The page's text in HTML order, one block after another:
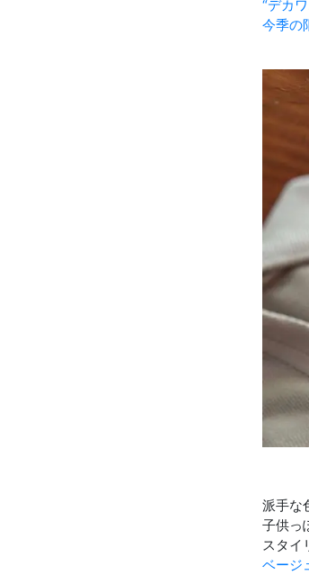
“デカ
今季の
派手な
子供っ
スタイ
ベージ